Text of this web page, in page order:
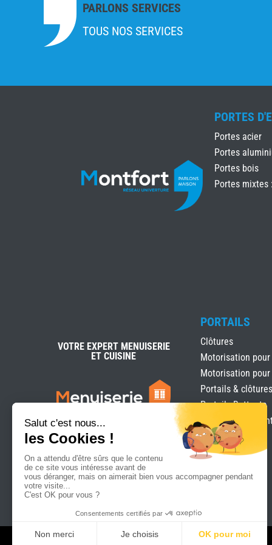
PARLONS SERVICES
TOUS NOS SERVICES
PORTES
Portes acier
Portes
Portes bois
Portes
VOTRE EXPERT MENUISERIE
ET CUISINE
PORTAILS
Clôtures
Motorisation
Motorisation
Portails & clôtures
Portails Battants
Portails